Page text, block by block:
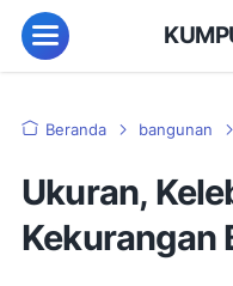
Beranda bangunan
Ukuran,
Kekurangan